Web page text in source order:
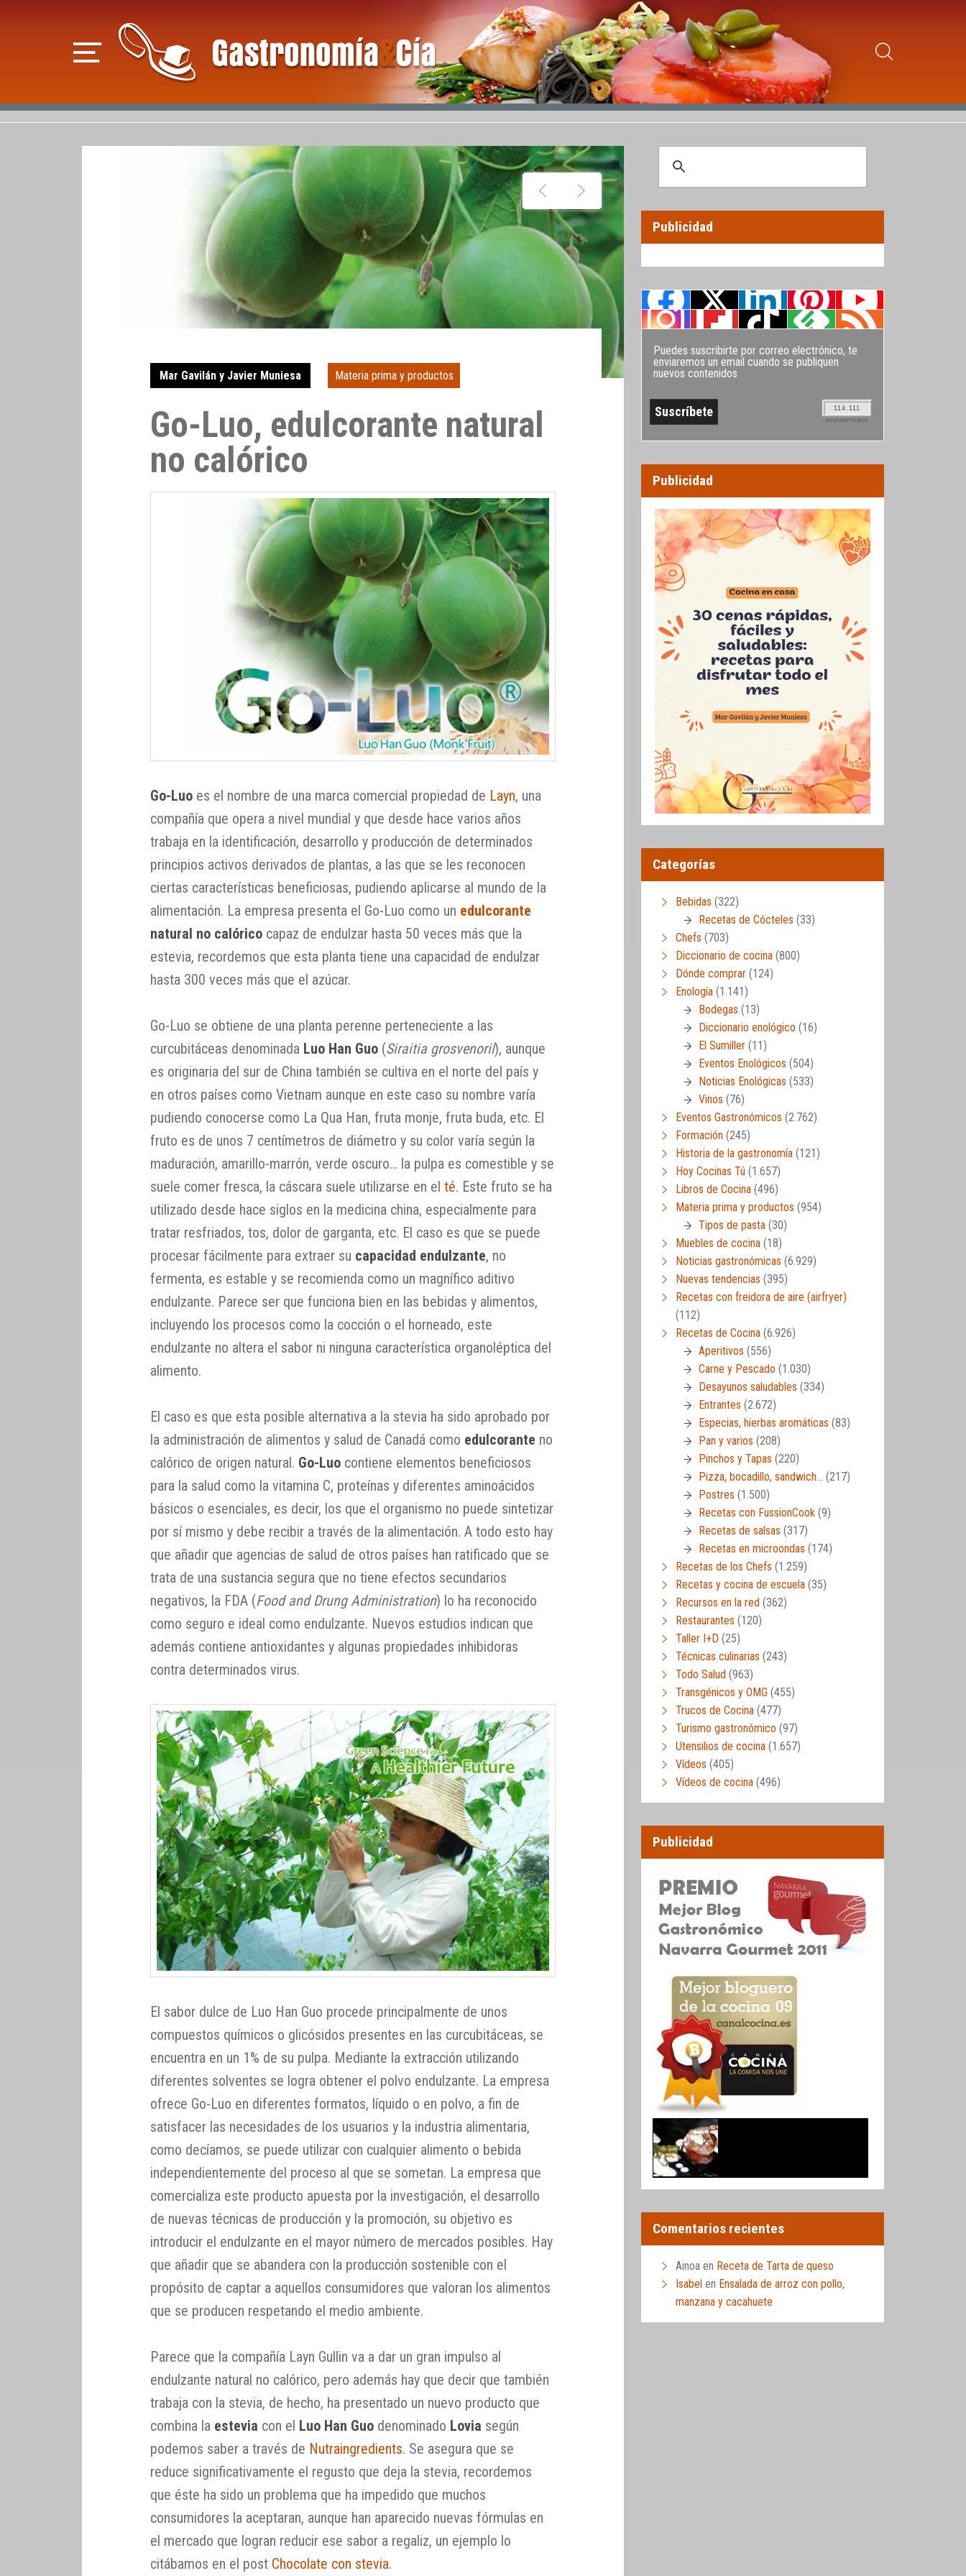
Mar Gavilán y Javier Muniesa Materia prima y productos
Go-Luo, edulcorante natural
no calórico
Go-Luo es el nombre de una marca comercial propiedad de Layn, una
compañía que opera a nivel mundial y que desde hace varios años
trabaja en la identificación, desarrollo y producción de determinados
principios activos derivados de plantas, a las que se les reconocen
ciertas características beneficiosas, pudiendo aplicarse al mundo de la
alimentación. La empresa presenta el Go-Luo como un edulcorante
natural no calórico capaz de endulzar hasta 50 veces más que la
estevia, recordemos que esta planta tiene una capacidad de endulzar
hasta 300 veces más que el azúcar.
Go-Luo se obtiene de una planta perenne perteneciente a las
curcubitáceas denominada Luo Han Guo (Siraitia grosvenoril), aunque
es originaria del sur de China también se cultiva en el norte del país y
en otros países como Vietnam aunque en este caso su nombre varía
pudiendo conocerse como La Qua Han, fruta monje, fruta buda, etc. El
fruto es de unos 7 centímetros de diámetro y su color varía según la
maduración, amarillo-marrón, verde oscuro… la pulpa es comestible y se
suele comer fresca, la cáscara suele utilizarse en elté. Este fruto se ha
utilizado desde hace siglos en la medicina china, especialmente para
tratar resfriados, tos, dolor de garganta, etc. El caso es que se puede
procesar fácilmente para extraer su capacidad endulzante, no
fermenta, es estable y se recomienda como un magnífico aditivo
endulzante. Parece ser que funciona bien en las bebidas y alimentos,
incluyendo los procesos como la cocción o el horneado, este
endulzante no altera el sabor ni ninguna característica organoléptica del
alimento.
El caso es que esta posible alternativa a la stevia ha sido aprobado por
la administración de alimentos y salud de Canadá como edulcorante no
calórico de origen natural. Go-Luo contiene elementos beneficiosos
para la salud como la vitamina C, proteínas y diferentes aminoácidos
básicos o esenciales, es decir, los que el organismo no puede sintetizar
por sí mismo y debe recibir a través de la alimentación. A todo esto hay
que añadir que agencias de salud de otros países han ratificado que se
trata de una sustancia segura que no tiene efectos secundarios
negativos, la FDA (Food and Drung Administration) lo ha reconocido
como seguro e ideal como endulzante. Nuevos estudios indican que
además contiene antioxidantes y algunas propiedades inhibidoras
contra determinados virus.
El sabor dulce de Luo Han Guo procede principalmente de unos
compuestos químicos o glicósidos presentes en las curcubitáceas, se
encuentra en un 1% de su pulpa. Mediante la extracción utilizando
diferentes solventes se logra obtener el polvo endulzante. La empresa
ofrece Go-Luo en diferentes formatos, líquido o en polvo, a fin de
satisfacer las necesidades de los usuarios y la industria alimentaria,
como decíamos, se puede utilizar con cualquier alimento o bebida
independientemente del proceso al que se sometan. La empresa que
comercializa este producto apuesta por la investigación, el desarrollo
de nuevas técnicas de producción y la promoción, su objetivo es
introducir el endulzante en el mayor número de mercados posibles. Hay
que añadir que se abandera con la producción sostenible con el
propósito de captar a aquellos consumidores que valoran los alimentos
que se producen respetando el medio ambiente.
Parece que la compañía Layn Gullin va a dar un gran impulso al
endulzante natural no calórico, pero además hay que decir que también
trabaja con la stevia, de hecho, ha presentado un nuevo producto que
combina la estevia con el Luo Han Guo denominado Lovia según
podemos saber a través de Nutraingredients. Se asegura que se
reduce significativamente el regusto que deja la stevia, recordemos
que éste ha sido un problema que ha impedido que muchos
consumidores la aceptaran, aunque han aparecido nuevas fórmulas en
el mercado que logran reducir ese sabor a regaliz, un ejemplo lo
citábamos en el post Chocolate con stevia.
Publicidad
Puedes suscribirte por correo electrónico, te
enviaremos un email cuando se publiquen
nuevos contenidos
114.111
SUSCRIPTORES
Publicidad
Categorías
Bebidas (322)
Recetas de Cócteles (33)
Chefs (703)
Diccionario de cocina (800)
Dónde comprar (124)
Enología (1.141)
Bodegas (13)
Diccionario enológico (16)
El Sumiller (11)
Eventos Enológicos (504)
Noticias Enológicas (533)
Vinos (76)
Eventos Gastronómicos (2.762)
Formación (245)
Historia de la gastronomía (121)
Hoy Cocinas Tú (1.657)
Libros de Cocina (496)
Materia prima y productos (954)
Tipos de pasta (30)
Muebles de cocina (18)
Noticias gastronómicas (6.929)
Nuevas tendencias (395)
Recetas con freidora de aire (airfryer)
(112)
Recetas de Cocina (6.926)
Aperitivos (556)
Carne y Pescado (1.030)
Desayunos saludables (334)
Entrantes (2.672)
Especias, hierbas aromáticas (83)
Pan y varios (208)
Pinchos y Tapas (220)
Pizza, bocadillo, sandwich… (217)
Postres (1.500)
Recetas con FussionCook (9)
Recetas de salsas (317)
Recetas en microondas (174)
Recetas de los Chefs (1.259)
Recetas y cocina de escuela (35)
Recursos en la red (362)
Restaurantes (120)
Taller I+D (25)
Técnicas culinarias (243)
Todo Salud (963)
Transgénicos y OMG (455)
Trucos de Cocina (477)
Turismo gastronómico (97)
Utensilios de cocina (1.657)
Vídeos (405)
Vídeos de cocina (496)
Publicidad
Comentarios recientes
Ainoa en Receta de Tarta de queso
Isabel en Ensalada de arroz con pollo,
manzana y cacahuete